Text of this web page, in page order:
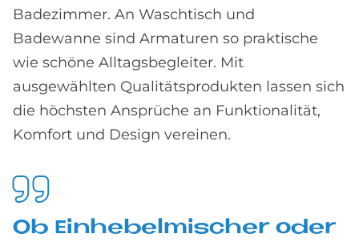
Badezimmer. An Waschtisch und
Badewanne sind Armaturen so praktische
wie schöne Alltagsbegleiter. Mit
ausgewählten Qualitätsprodukten lassen sich
die höchsten Ansprüche an Funktionalität,
Komfort und Design vereinen.
Ob Ein­he­bel­mi­scher oder